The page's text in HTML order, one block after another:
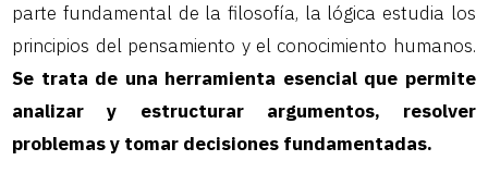
parte fundamental de la filosofía, la lógica estudia los
principios del pensamiento y el conocimiento humanos.
Se trata de una herramienta esencial que permite
analizar y estructurar argumentos, resolver
problemas y tomar decisiones fundamentadas.